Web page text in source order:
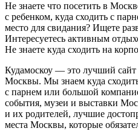
Не знаете что посетить в
с ребенком, куда сходить с
место для свидания? Ищете
Интересуетесь активным
Не знаете куда сходить на
Кудамоскоу — это лучший
Москвы. Мы знаем куда
с парнем или большой
события, музеи и выставки
и их родителей, лучшие
места Москвы, которые